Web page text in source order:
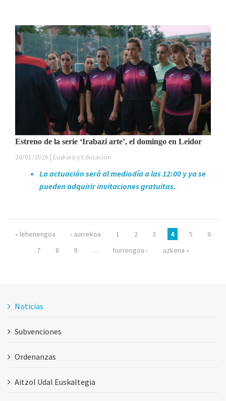
Estreno de la serie ‘Irabazi arte’, el domingo en Leidor
26/01/2026 | Euskara y Educación
La actuación será al mediodía a las 12:00 y ya se
pueden adquirir invitaciones gratuitas.
Páginas
« lehenengoa ‹ aurrekoa 1 2 3 4 5
6
7
8 9 … hurrengoa › azkena »
Noticias
Subvenciones
Ordenanzas
Aitzol Udal Euskaltegia